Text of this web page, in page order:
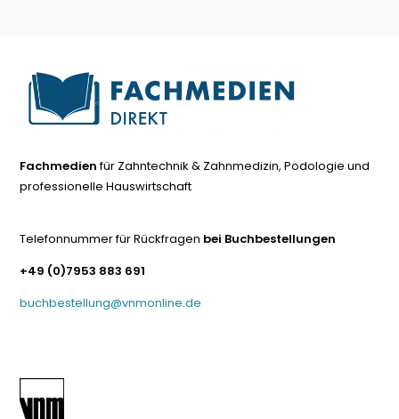
Fachmedienfür Zahntechnik & Zahnmedizin, Podologie und
professionelle Hauswirtschaft
Telefonnummer für Rückfragen bei Buchbestellungen
+49 (0)7953 883 691
buchbestellung@vnmonline.de